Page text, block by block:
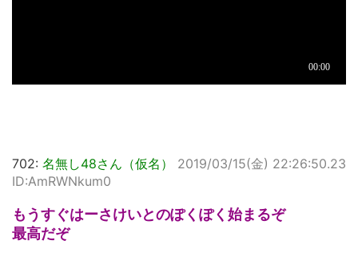
702: 名無し48さん（仮名） 2019/03/15(金) 22:26:50.23
ID:AmRWNkum0
もうすぐはーさけいとのぽくぽく始まるぞ
最高だぞ